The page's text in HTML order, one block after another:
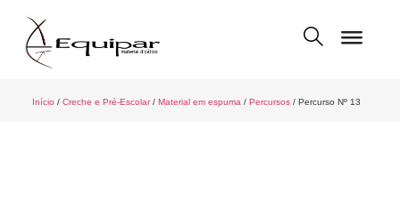
Início / Creche e Pré-Escolar/ Material em espuma / Percursos/ Percurso Nº 13